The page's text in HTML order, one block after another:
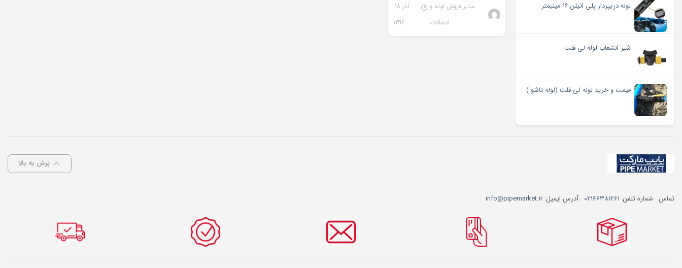
لوله دریپردار پلی اتیلن ۱۶ میلیمتر
شیر انشعاب لوله لی فلت
قیمت و خرید لوله لی فلت (لوله تاشو )
مدیر فروش لوله و
اتصالات
آذر 18,
1396
پرش به بالا
تماس شماره تلفن: 02166381261 آدرس ایمیل:info@pipemarket.ir